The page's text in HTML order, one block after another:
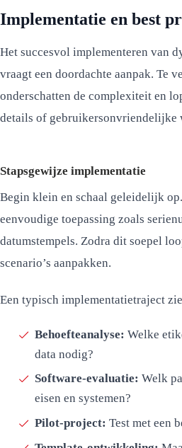
Implementatie en best
Het succesvol implementeren van
vraagt een doordachte aanpak. Te
onderschatten de complexiteit en
details of gebruikersonvriendelijke
Stapsgewijze implementatie
Begin klein en schaal geleidelijk
eenvoudige toepassing zoals
datumstempels. Zodra dit soepel
scenario’s aanpakken.
Een typisch implementatietraject
Behoefteanalyse: Welke
data nodig?
Software-evaluatie: Welk
eisen en systemen?
Pilot-project: Test met een